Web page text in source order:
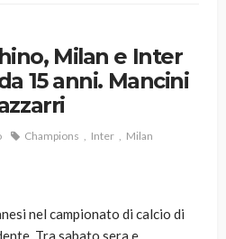
Milan e Inter
15 anni. Mancini
Champions Inter Milan
nel campionato di calcio di